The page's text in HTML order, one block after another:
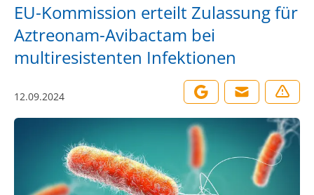
EU-Kommission erteilt Zulassung für
Aztreonam-Avibactam bei
multiresistenten Infektionen
12.09.2024